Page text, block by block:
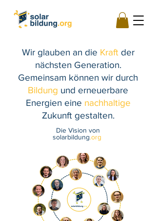
Wir glauben an die Kraft der
nächsten Generation.
Gemeinsam können wir durch
Bildung und erneuerbare
Energien eine nachhaltige
Zukunft gestalten.
Die Vision von
solarbildung.org